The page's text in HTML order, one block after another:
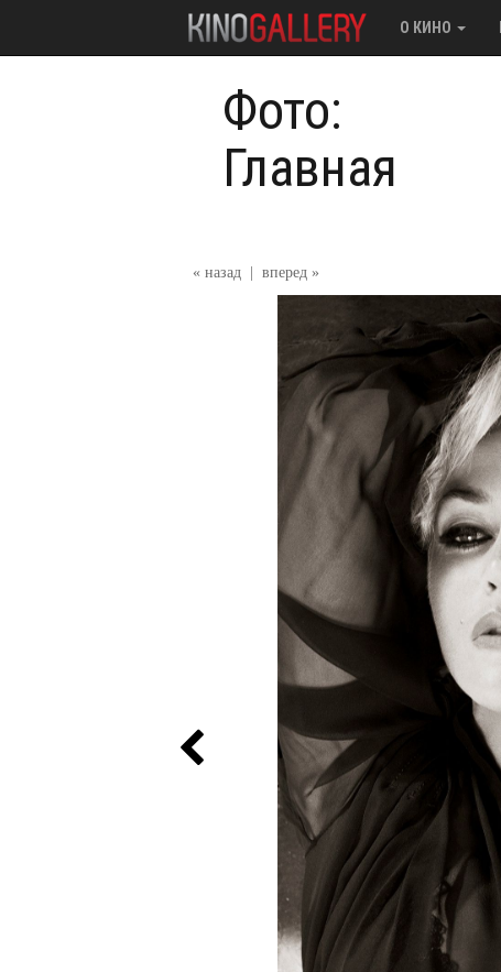
О КИНО
Фото:
Главная
« назад вперед »